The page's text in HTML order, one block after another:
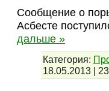
Сообщение о
Асбесте
дальше »
Категория:
18.05.2013 |